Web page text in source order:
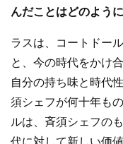
んだことはどのよう
ラスは、コートドー
と、今の時代をかけ
自分の持ち味と時代
須シェフが何十年も
ルは、斉須シェフの